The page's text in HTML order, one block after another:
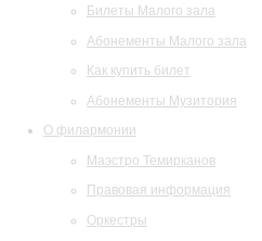
Билеты Малого зала
Абонементы Малого зала
Как купить билет
Абонементы Музитория
О филармонии
Маэстро Темирканов
Правовая информация
Оркестры